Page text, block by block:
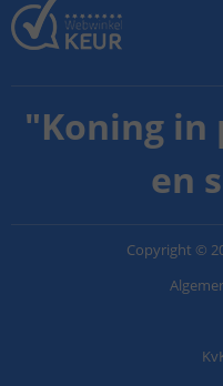
"Koning
en
Copyright ©